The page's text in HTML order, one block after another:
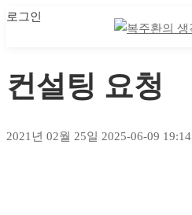
로그인
컨설팅 요청
2021년 02월 25일 2025-06-09 19:14